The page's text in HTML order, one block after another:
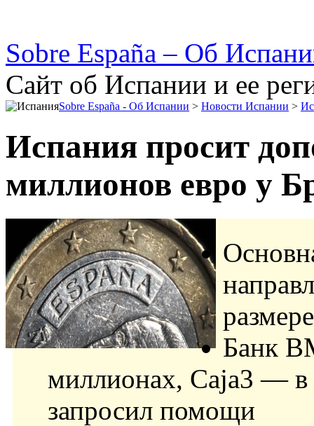
Sobre España – Об
Сайт об Испании и ее
Sobre España - Об Испании > Новости Испании >
Испания просит
миллионов евро у
Банк
миллионах, Caja3 — в
запросил помощи